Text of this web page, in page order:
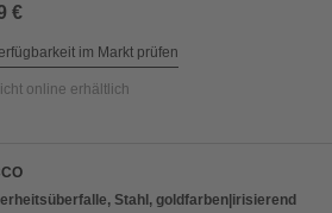
€
im Markt prüfen
online erhältlich
Stahl, goldfarben|irisierend